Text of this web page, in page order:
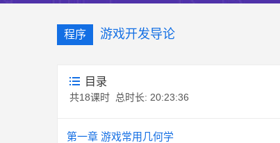
程序 游戏开发导论
目录
共18课时 总时长: 20:23:36
第一章 游戏常用几何学